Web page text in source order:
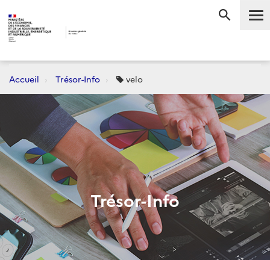
Accueil Trésor-Info velo
Trésor-Info